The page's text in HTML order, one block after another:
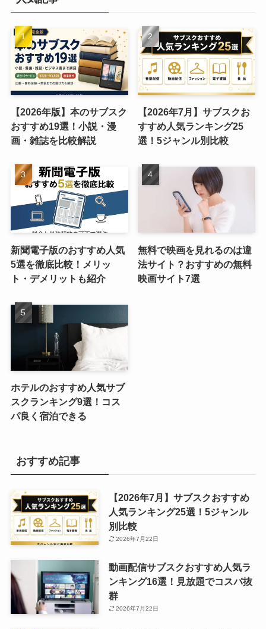
【2026年版】本のサブスク
おすすめ19選！小説・漫
画・雑誌を比較解説
【2026年7月】サブスクお
すすめ人気ランキング25
選！5ジャンル別比較
新聞電子版のおすすめ人気
5選を徹底比較！メリッ
ト・デメリットも紹介
無料で映画を見れるのは違
法サイト？おすすめの無料
映画サイト7選
ホテルのおすすめ人気サブ
スクランキング9選！コス
パ良く宿泊できる
おすすめ記事
【2026年7月】サブスクおすすめ
人気ランキング25選！5ジャンル
別比較
2026年7月22日
動画配信サブスクおすすめ人気ラ
ンキング16選！見放題でコスパ抜
群
2026年7月22日